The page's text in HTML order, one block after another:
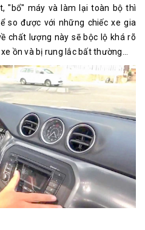
"bổ" máy và làm lại toàn bộ thì
so được với những chiếc xe gia
chất lượng này sẽ bộc lộ khá rõ
ồn và bị rung lắc bất thường…